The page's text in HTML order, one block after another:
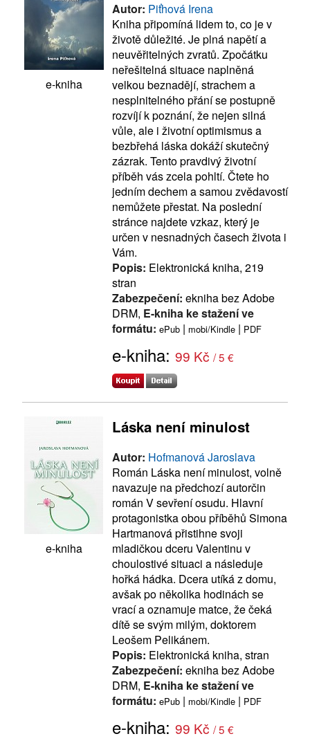
e-kniha
Autor: Piťhová Irena
Kniha připomíná lidem to, co je v
životě důležité. Je plná napětí a
neuvěřitelných zvratů. Zpočátku
neřešitelná situace naplněná
velkou beznadějí, strachem a
nesplnitelného přání se postupně
rozvíjí k poznání, že nejen silná
vůle, ale i životní optimismus a
bezbřehá láska dokáží skutečný
zázrak. Tento pravdivý životní
příběh vás zcela pohltí. Čtete ho
jedním dechem a samou zvědavostí
nemůžete přestat. Na poslední
stránce najdete vzkaz, který je
určen v nesnadných časech života i
Vám.
Popis: Elektronická kniha, 219
stran
Zabezpečení: ekniha bez Adobe
DRM, E-kniha ke stažení ve
formátu: ePub | mobi/Kindle | PDF
e-kniha: 99 Kč / 5 €
e-kniha
Láska není minulost
Autor: Hofmanová Jaroslava
Román Láska není minulost, volně
navazuje na předchozí autorčin
román V sevření osudu. Hlavní
protagonistka obou příběhů Simona
Hartmanová přistihne svoji
mladičkou dceru Valentinu v
choulostivé situaci a následuje
hořká hádka. Dcera utíká z domu,
avšak po několika hodinách se
vrací a oznamuje matce, že čeká
dítě se svým milým, doktorem
Leošem Pelikánem.
Popis: Elektronická kniha, stran
Zabezpečení: ekniha bez Adobe
DRM, E-kniha ke stažení ve
formátu: ePub | mobi/Kindle | PDF
e-kniha: 99 Kč / 5 €